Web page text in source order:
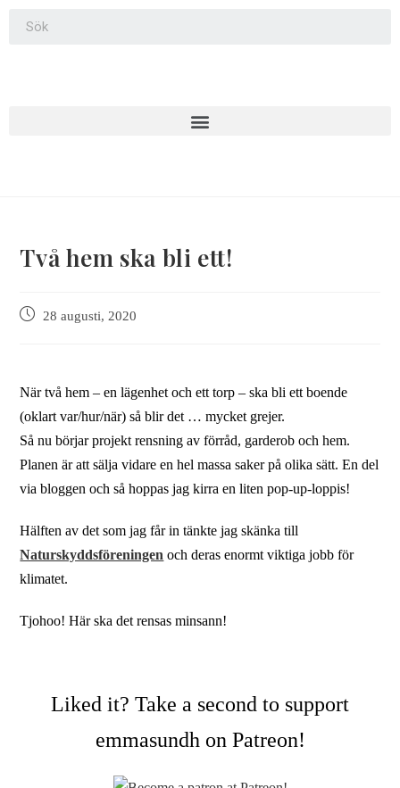
Två hem ska bli ett!
28 augusti, 2020
När två hem – en lägenhet och ett torp – ska bli ett boende
(oklart var/hur/när) så blir det … mycket grejer.
Så nu börjar projekt rensning av förråd, garderob och hem.
Planen är att sälja vidare en hel massa saker på olika sätt. En del
via bloggen och så hoppas jag kirra en liten pop-up-loppis!
Hälften av det som jag får in tänkte jag skänka till
Naturskyddsföreningen och deras enormt viktiga jobb för
klimatet.
Tjohoo! Här ska det rensas minsann!
Liked it? Take a second to support
emmasundh on Patreon!